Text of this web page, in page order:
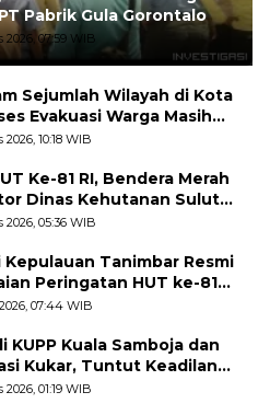
Pabrik Gula Gorontalo
2026, 07:59 WIB
Sejumlah Wilayah di Kota
Evakuasi Warga Masih
10:18 WIB
Ke-81 RI, Bendera Merah
Dinas Kehutanan Sulut
2026, 05:36 WIB
Tanimbar Resmi
Peringatan HUT ke-81
RI, ASN Diajak Perkuat
07:44 WIB
KUPP Kuala Samboja dan
Kukar, Tuntut Keadilan
Kerja yang Adil
01:19 WIB